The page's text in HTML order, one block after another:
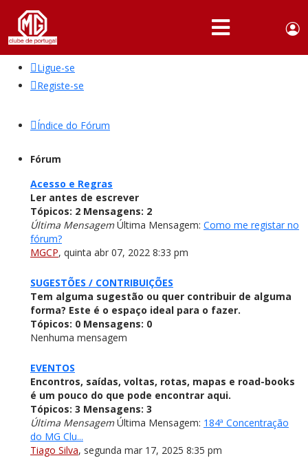
Portuguese,
English
QUEM
SOMOS
FÓRUM
MARCA
Ligue-se
Registe-se
Índice do Fórum
Fórum
Acesso e Regras
Ler antes de escrever
Tópicos: 2 Mensagens: 2
Última MensagemÚltima Mensagem: Como me registar no
fórum?
MGCP, quinta abr 07, 2022 8:33 pm
SUGESTÕES / CONTRIBUIÇÕES
Tem alguma sugestão ou quer contribuir de alguma
forma? Este é o espaço ideal para o fazer.
Tópicos: 0 Mensagens: 0
Nenhuma mensagem
EVENTOS
Encontros, saídas, voltas, rotas, mapas e road-books
é um pouco do que pode encontrar aqui.
Tópicos: 3 Mensagens: 3
Última MensagemÚltima Mensagem: 184ª Concentração
do MG Clu...
Tiago Silva, segunda mar 17, 2025 8:35 pm